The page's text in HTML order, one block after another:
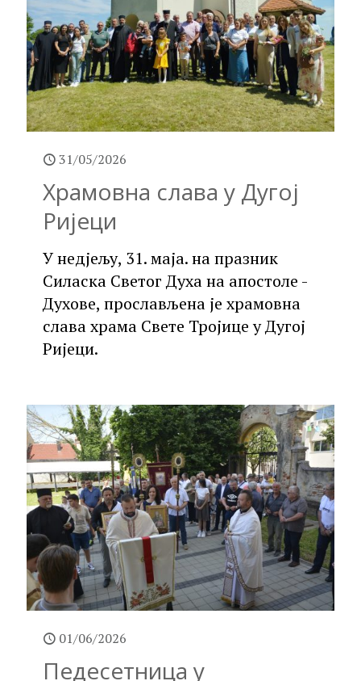
31/05/2026
Храмовна слава у Дугој
Ријеци
У нед‌јељу, 31. маја. на празник
Силаска Светог Духа на апостоле -
Духове, прослављена је храмовна
слава храма Свете Тројице у Дугој
Ријеци.
01/06/2026
Педесетница у